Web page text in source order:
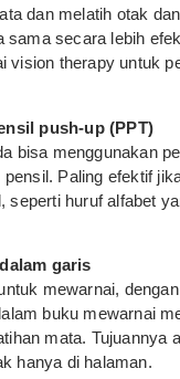
dan melatih otak
sama secara lebih
vision therapy untuk
push-up (PPT)
bisa menggunakan
Paling efektif
seperti huruf alfabet
garis
mewarnai,
buku mewarnai
mata. Tujuannya
hanya di halaman.